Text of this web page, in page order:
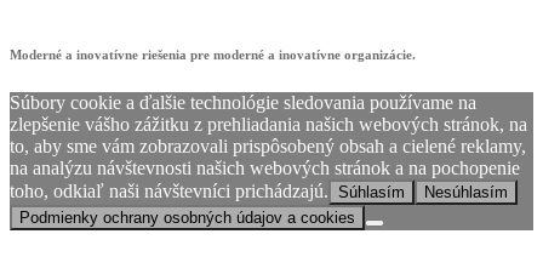
Moderné a inovatívne riešenia pre moderné a inovatívne organizácie.
Súbory cookie a ďalšie technológie sledovania používame na
zlepšenie vášho zážitku z prehliadania našich webových stránok, na
to, aby sme vám zobrazovali prispôsobený obsah a cielené reklamy,
na analýzu návštevnosti našich webových stránok a na pochopenie
toho, odkiaľ naši návštevníci prichádzajú. Súhlasím
Nesúhlasím
Podmienky ochrany osobných údajov a cookies